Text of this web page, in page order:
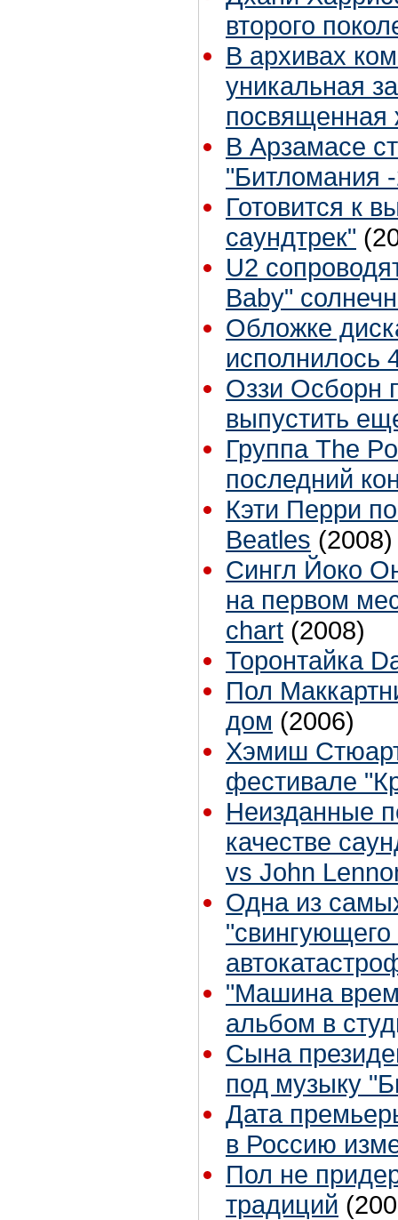
второго
В архивах
уникальная
посвященная
В Арзамасе
"Битломания
Готовится к
саундтрек"
U2
Baby"
Обложке
исполнилось
Оззи Осборн
выпустить
Группа The
последний
Кэти Перри
Beatles (2008)
Сингл Йоко
на первом
chart (2008)
Торонтайка
Пол
дом (2006)
Хэмиш
фестивале
Неизданные
качестве
vs John
Одна из
"Машина
альбом в
Сына
под музыку
Дата
в Россию
Пол не
традиций